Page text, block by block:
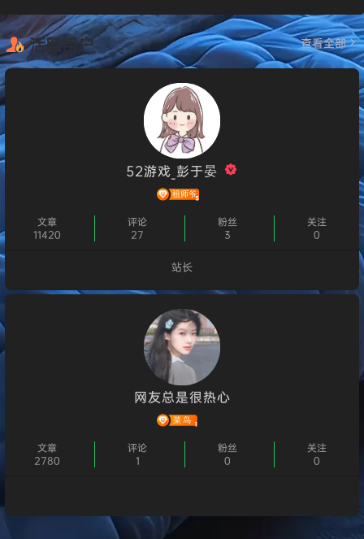
活跃用户 查看全部
52游戏_彭于晏
文章
11420
评论
27
粉丝
3
关注
0
站长
个人主页
网友总是很热心
文章
2780
评论
1
粉丝
0
关注
0